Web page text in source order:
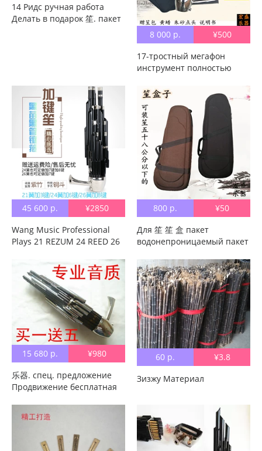
14 Ридс ручная работа
Делать в подарок 笙. пакет
8 000 р.
¥500
17-тростный мегафон
инструмент полностью
игральных гномов Сучжоу
взрослого детские Новичок
дверь Высота
45 600 р.
¥2850
Wang Music Professional
Plays 21 REZUM 24 REED 26
Трубка D Отрегулируйте 3
ключевой 6 ключа 8
клавиша 7
800 р.
¥50
Для 笙 笙 盒 пакет
водонепроницаемый пакет
высококачественный 笙.
пакет Аксессуары могут
быть сделаны, чтобы
сделать ручку
15 680 р.
¥980
乐器. спец. предложение
Продвижение бесплатная
21 тростник с
помимоключением
60 р.
¥3.8
Зизжу Материал